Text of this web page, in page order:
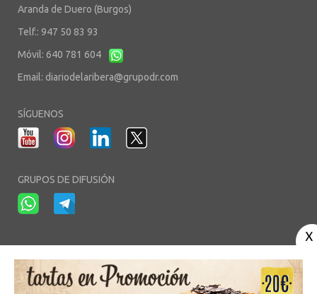
Aranda de Duero (Burgos)
Telf.: 947 50 83 93
Móvil: 640 781 604
Email: diariodelaribera@grupodr.com
SÍGUENOS
GRUPOS DE DIFUSIÓN